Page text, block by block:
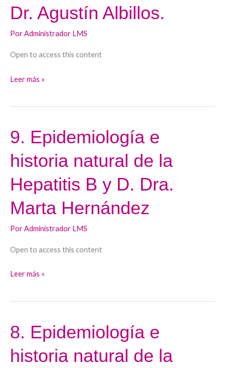
Dr. Agustín Albillos.
PorAdministrador LMS
Open to access this content
VHB.
Agustín
Leer más »
9. Epidemiología e
historia natural de la
Hepatitis B y D. Dra.
Marta Hernández
PorAdministrador LMS
Open to access this content
9.
Epidemiología
e
natural
la
Hepatitis
y
Leer más »
8. Epidemiología e
historia natural de la
8.
Epidemiología
e